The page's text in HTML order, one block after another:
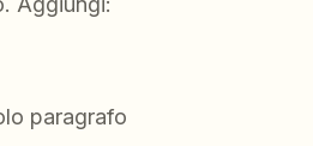
paragrafo